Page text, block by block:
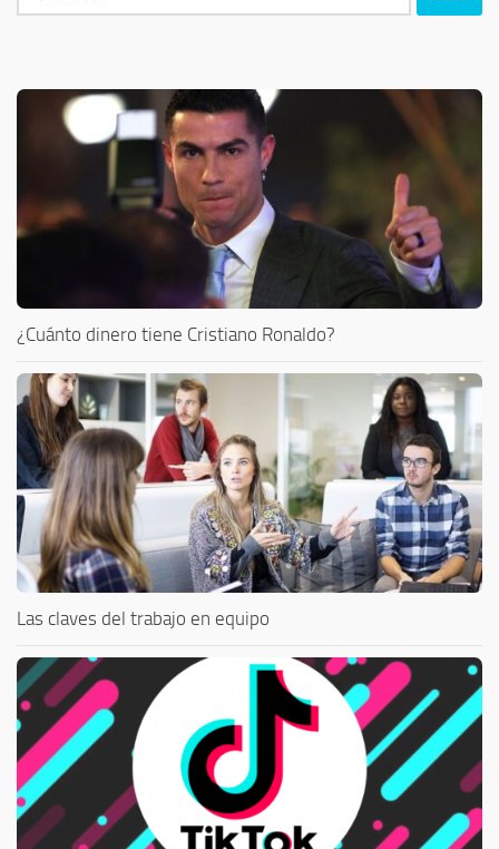
¿Cuánto dinero tiene Cristiano Ronaldo?
Las claves del trabajo en equipo